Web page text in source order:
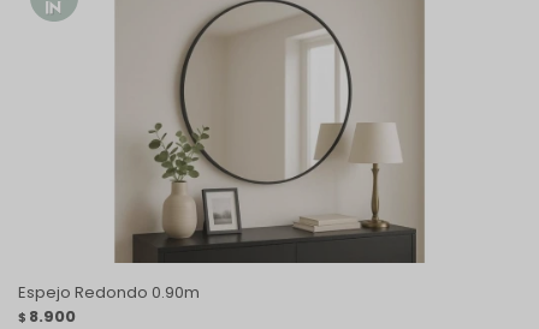
Espejo Redondo 0.90m
$ 8.900